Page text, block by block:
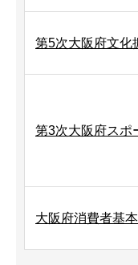
第5次大阪府文化
第3次大阪府スポ
大阪府消費者基